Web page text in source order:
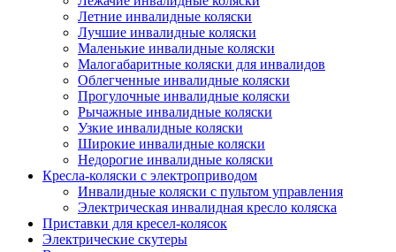
Летние инвалидные коляски
Лучшие инвалидные коляски
Маленькие инвалидные коляски
Малогабаритные коляски для инвалидов
Облегченные инвалидные коляски
Прогулочные инвалидные коляски
Рычажные инвалидные коляски
Узкие инвалидные коляски
Широкие инвалидные коляски
Недорогие инвалидные коляски
Кресла-коляски с электроприводом
Инвалидные коляски с пультом управления
Электрическая инвалидная кресло коляска
Приставки для кресел-колясок
Электрические скутеры